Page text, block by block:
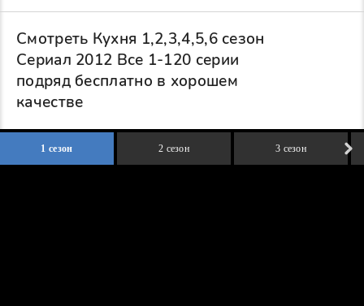
Смотреть Кухня 1,2,3,4,5,6 сезон
Сериал 2012 Все 1-120 серии
подряд бесплатно в хорошем
качестве
1 сезон 2 сезон 3 сезон